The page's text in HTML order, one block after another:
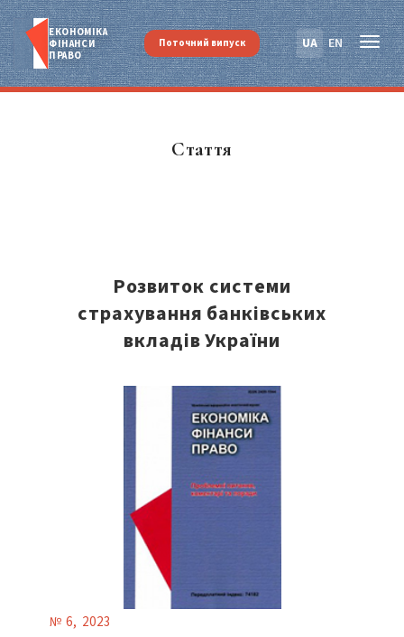
ЕКОНОМІКА
ФІНАНСИ
ПРАВО
UA EN
Поточний випуск
Стаття
Розвиток системи
страхування банківських
вкладів України
№ 6, 2023